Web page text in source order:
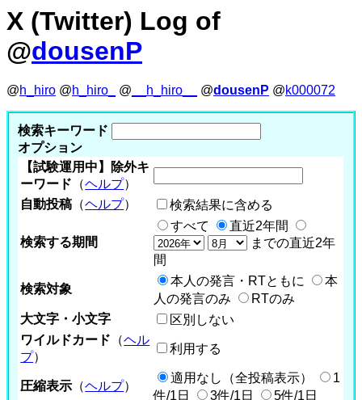
X (Twitter) Log of
@dousenP
@h_hiro @h_hiro_ @ __h_hiro__ @dousenP @k000072
検索キーワード
オプション
【試験運用中】除外キ
ーワード （ヘルプ）
自動投稿 （ヘルプ） 検索結果に含める
検索する期間
すべて
直近2年間
までの直近2年
間
検索対象
本人の発言・RTともに
本
人の発言のみ
RTのみ
大文字・小文字
区別しない
ワイルドカード （ヘル
プ）
利用する
圧縮表示 （ヘルプ）
適用なし（全投稿表示）
1
件/1日
3件/1日 5件/1日